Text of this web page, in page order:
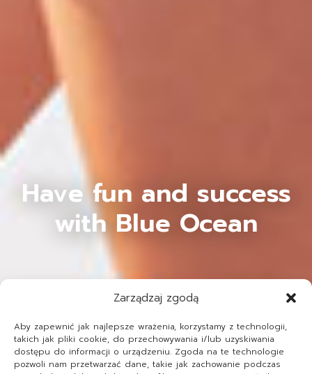
Zarządzaj zgodą
Aby zapewnić jak najlepsze wrażenia, korzystamy z technologii,
takich jak pliki cookie, do przechowywania i/lub uzyskiwania
dostępu do informacji o urządzeniu. Zgoda na te technologie
pozwoli nam przetwarzać dane, takie jak zachowanie podczas
Have fun and success
with Blue Ocean